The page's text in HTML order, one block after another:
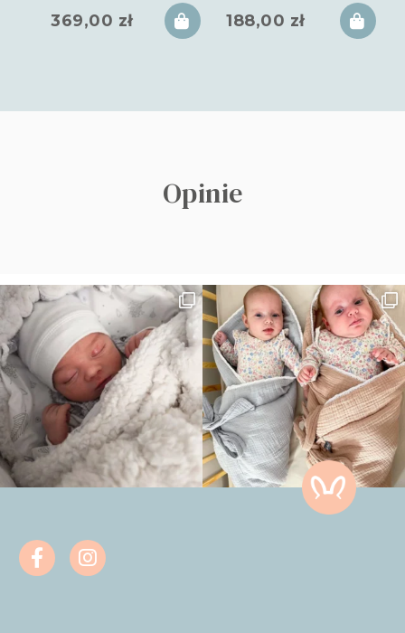
369,00 zł 188,00 zł
Opinie